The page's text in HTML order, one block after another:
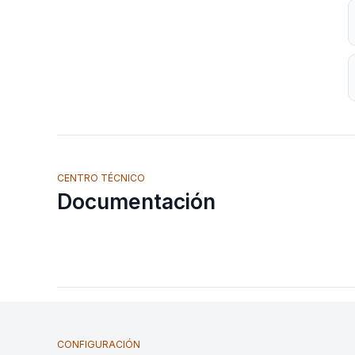
CENTRO TÉCNICO
Documentación
CONFIGURACIÓN